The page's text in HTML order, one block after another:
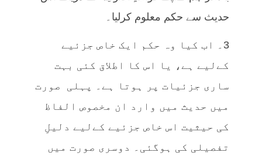
حدیث سے حکم معلوم کرلیا۔
3۔ اب کیا وہ حکم ایک خاص جزئیے
کےلیے ہے، یا اس کا اطلاق کئی بہت
ساری جزئیات پر ہوتا ہے۔ پہلی صورت
میں حدیث میں وارد ان مخصوص الفاظ
کی حیثیت اس خاص جزئیے کےلیے دلیلِ
تفصیلی کی ہوگئی۔ دوسری صورت میں